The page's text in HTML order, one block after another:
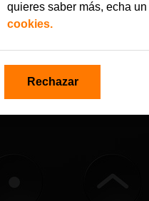
quieres saber más, echa
cookies.
Rechazar